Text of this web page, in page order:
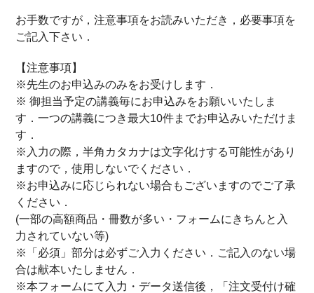
お手数ですが，注意事項をお読みいただき，必要事項を
ご記入下さい．
【注意事項】
※先生のお申込みのみをお受けします．
※ 御担当予定の講義毎にお申込みをお願いいたしま
す．一つの講義につき最大10件までお申込みいただけま
す．
※入力の際，半角カタカナは文字化けする可能性があり
ますので，使用しないでください．
※お申込みに応じられない場合もございますのでご了承
ください．
(一部の高額商品・冊数が多い・フォームにきちんと入
力されていない等)
※「必須」部分は必ずご入力ください．ご記入のない場
合は献本いたしません．
※本フォームにて入力・データ送信後，「注文受付け確